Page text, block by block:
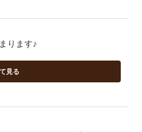
ります♪
見る